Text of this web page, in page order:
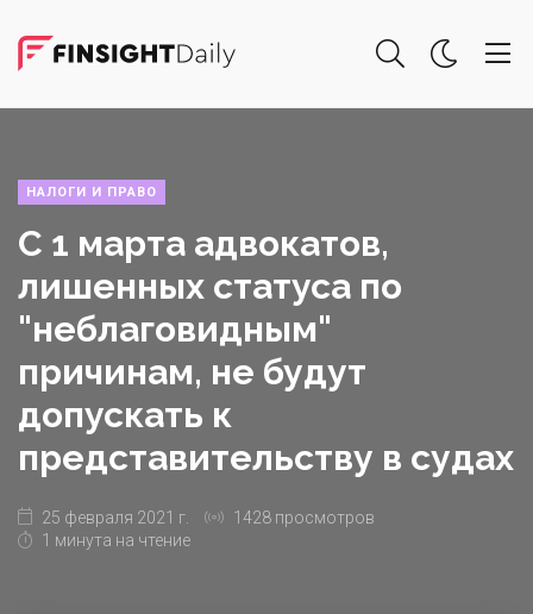
НАЛОГИ И ПРАВО
С 1 марта адвокатов,
лишенных статуса по
"неблаговидным"
причинам, не будут
допускать к
представительству в судах
25 февраля 2021 г.
1428 просмотров
1 минута на чтение